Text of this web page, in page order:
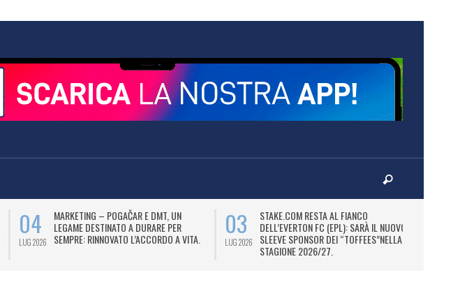
04
LUG 2026
MARKETING – POGAČAR E DMT, UN
LEGAME DESTINATO A DURARE PER
SEMPRE: RINNOVATO L’ACCORDO A VITA.
03
LUG 2026
STAKE.COM RESTA AL FIANCO
DELL’EVERTON FC (EPL): SARÀ IL NUOVO
SLEEVE SPONSOR DEI “TOFFEES”NELLA
STAGIONE 2026/27.